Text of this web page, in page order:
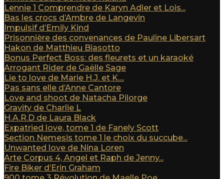
Lennie 1 Comprendre de Karyn Adler et Lois...
Bas les crocs d’Ambre de Langevin
Impulsif d’Emily Kind
Prisonnière des convenances de Pauline Libersart
Hakon de Matthieu Biasotto
Bonus Perfect Boss: des fleurets et un karaoké
Arrogant Rider de Gaëlle Sage
Lie to love de Marie H.J. et K....
Pas sans elle d’Anne Cantore
Love and shoot de Natacha Pilorge
Gravity de Charlie L
H.A.R.D de Laura Black
Expatried love, tome 1 de Fanely Scott
Section Nemesis tome 1 le choix du succube...
Unwanted love de Nina Loren
Arte Corpus 4, Angel et Raph de Jenny...
Fire Biker d’Erin Graham